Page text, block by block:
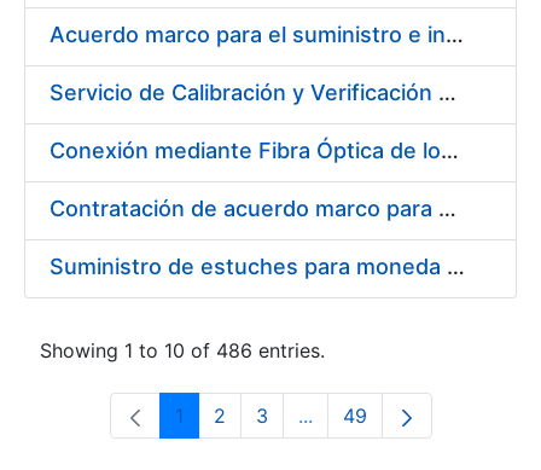
Acuerdo marco para el suministro e instalación de persianas, estores y otros complementos
Servicio de Calibración y Verificación Externa de los Equipos de Medición del Servicio de Prevención de la FNMT-RCM
Conexión mediante Fibra Óptica de los Centros de Proceso de Datos (CPDs) de las sedes de la FNMT-RCM de Burgos y Madrid
Contratación de acuerdo marco para el Suministro de Material de Electricidad para la Fábrica Nacional de Moneda y Timbre-Real Casa de la Moneda en su centro de trabajo de Burgos
Suministro de estuches para moneda de 30 €
Showing 1 to 10 of 486 entries.
Page
1 Page
2 Page
3 ...Intermediate Pages Use
Page
49